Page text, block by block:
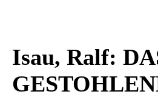
Isau, Ralf: